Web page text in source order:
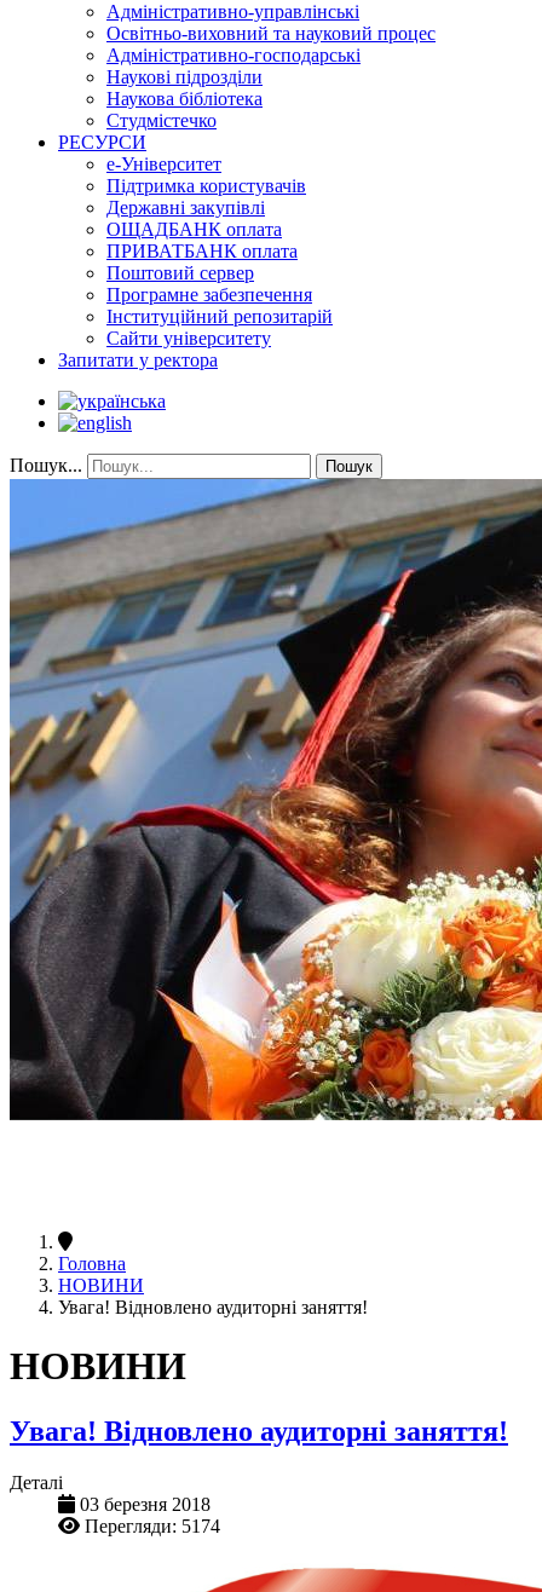
Адміністративно-управлінські
Освітньо-виховний та науковий процес
Адміністративно-господарські
Наукові підрозділи
Наукова бібліотека
Студмістечко
РЕСУРСИ
е-Університет
Підтримка користувачів
Державні закупівлі
ОЩАДБАНК оплата
ПРИВАТБАНК оплата
Поштовий сервер
Програмне забезпечення
Інституційний репозитарій
Сайти університету
Запитати у ректора
Пошук... Пошук
Головна
НОВИНИ
Увага! Відновлено аудиторні заняття!
НОВИНИ
Увага! Відновлено аудиторні заняття!
Деталі
03 березня 2018
Перегляди: 5174